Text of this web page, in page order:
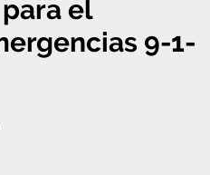
el
9-1-